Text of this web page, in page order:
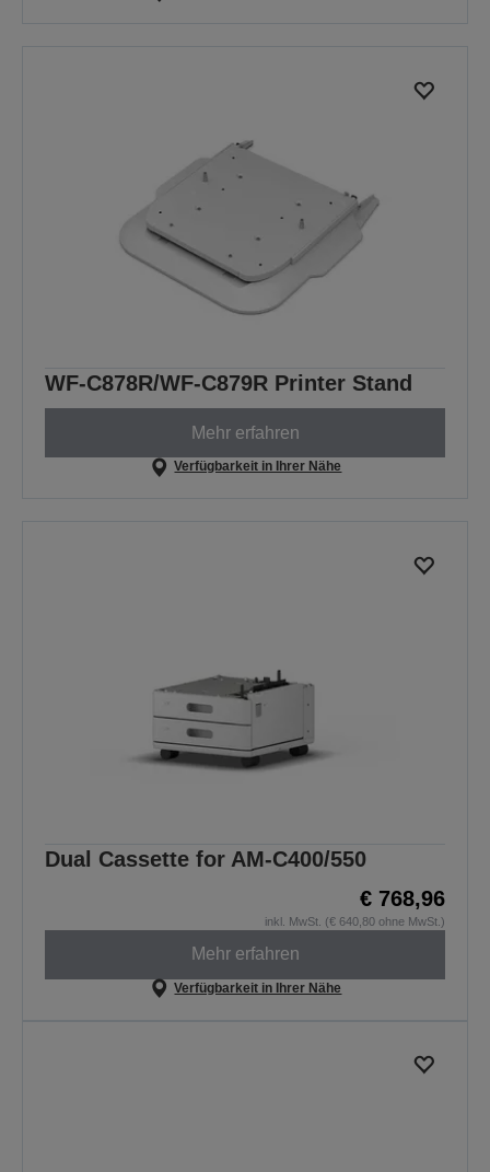
WF-C878R/WF-C879R Printer Stand
Mehr erfahren
Verfügbarkeit in Ihrer Nähe
Dual Cassette for AM-C400/550
€ 768,96
inkl. MwSt. (€ 640,80 ohne MwSt.)
Mehr erfahren
Verfügbarkeit in Ihrer Nähe